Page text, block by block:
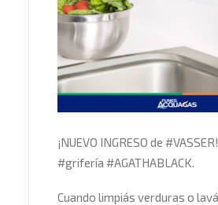
¡NUEVO INGRESO de #VASSER!
#grifería #AGATHABLACK.
Cuando limpiás verduras o